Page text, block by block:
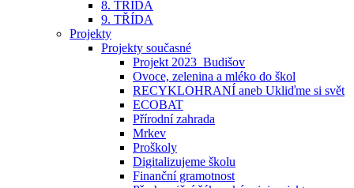
8. TŘÍDA
9. TŘÍDA
Projekty
Projekty současné
Projekt 2023_Budišov
Ovoce, zelenina a mléko do škol
RECYKLOHRANÍ aneb Ukliďme si svět
ECOBAT
Přírodní zahrada
Mrkev
Proškoly
Digitalizujeme školu
Finanční gramotnost